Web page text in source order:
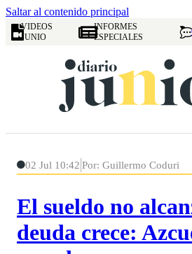
Saltar al contenido principal
VIDEOS
JUNIO
INFORMES
ESPECIALES
02 Jul 10:42 Por: Guillermo Coduri
El sueldo no
deuda crece: